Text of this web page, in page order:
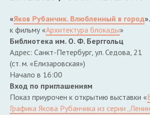
«Яков Рубанчик. Влюбленный в город».
к фильму «Архитектура блокады»
Библиотека им. О. Ф. Берггольц
Адрес: Санкт-Петербург, ул. Седова, 21
(ст. м. «Елизаровская»)
Начало в 16:00
Вход по приглашениям
Показ приурочен к открытию выставки «
Графика Якова Рубанчика из серии